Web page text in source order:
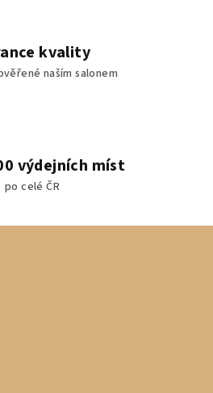
kvality
naším salonem
výdejních míst
po celé ČR